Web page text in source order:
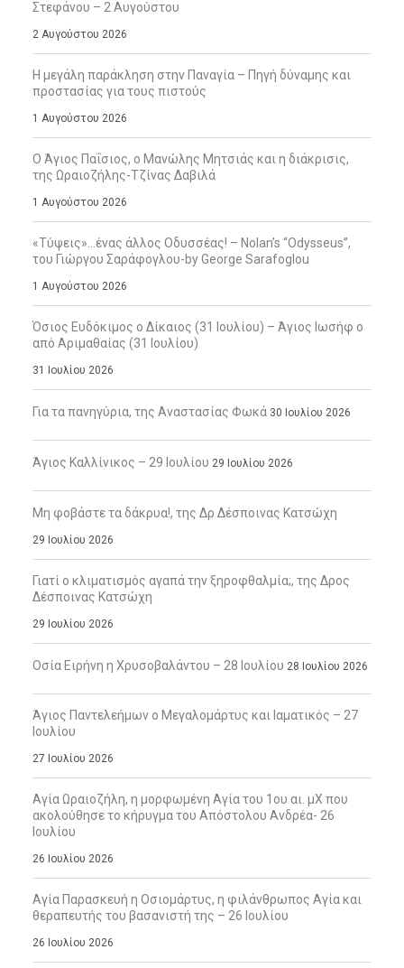
Στεφάνου – 2 Αυγούστου
2 Αυγούστου 2026
Η μεγάλη παράκληση στην Παναγία – Πηγή δύναμης και
προστασίας για τους πιστούς
1 Αυγούστου 2026
Ο Άγιος Παΐσιος, ο Μανώλης Μητσιάς και η διάκρισις,
της Ωραιοζήλης-Τζίνας Δαβιλά
1 Αυγούστου 2026
«Τύψεις»…ένας άλλος Οδυσσέας! – Nolan’s “Odysseus”,
του Γιώργου Σαράφογλου-by George Sarafoglou
1 Αυγούστου 2026
Όσιος Ευδόκιμος ο Δίκαιος (31 Ιουλίου) – Άγιος Ιωσήφ ο
από Αριμαθαίας (31 Ιουλίου)
31 Ιουλίου 2026
Για τα πανηγύρια, της Αναστασίας Φωκά 30 Ιουλίου 2026
Άγιος Καλλίνικος – 29 Ιουλίου 29 Ιουλίου 2026
Μη φοβάστε τα δάκρυα!, της Δρ Δέσποινας Κατσώχη
29 Ιουλίου 2026
Γιατί ο κλιματισμός αγαπά την ξηροφθαλμία;, της Δρος
Δέσποινας Κατσώχη
29 Ιουλίου 2026
Οσία Ειρήνη η Χρυσοβαλάντου – 28 Ιουλίου 28 Ιουλίου 2026
Άγιος Παντελεήμων ο Μεγαλομάρτυς και Ιαματικός – 27
Ιουλίου
27 Ιουλίου 2026
Αγία Ωραιοζήλη, η μορφωμένη Αγία του 1ου αι. μΧ που
ακολούθησε το κήρυγμα του Απόστολου Ανδρέα- 26
Ιουλίου
26 Ιουλίου 2026
Αγία Παρασκευή η Οσιομάρτυς, η φιλάνθρωπος Αγία και
θεραπευτής του βασανιστή της – 26 Ιουλίου
26 Ιουλίου 2026